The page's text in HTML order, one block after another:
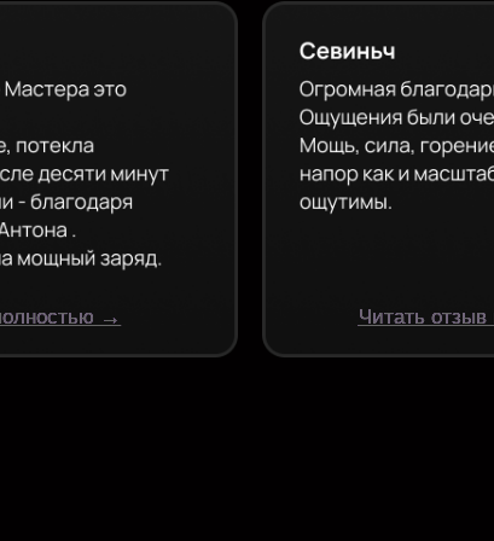
Напиши в
ОСТАЛИСЬ